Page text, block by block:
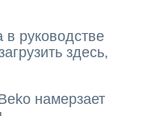
руководстве
здесь,
намерзает